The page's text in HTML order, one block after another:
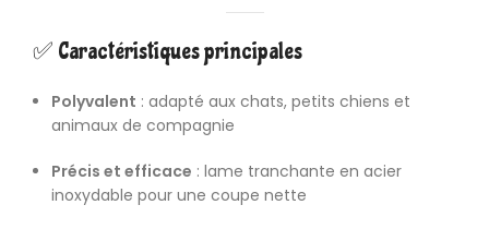
✅ Caractéristiques principales
Polyvalent : adapté aux chats, petits chiens et
animaux de compagnie
Précis et efficace : lame tranchante en acier
inoxydable pour une coupe nette